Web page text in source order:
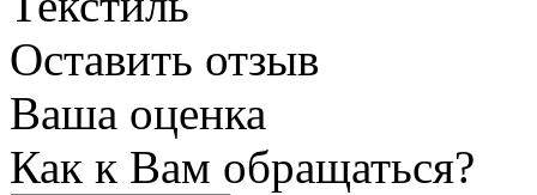
Оставить отзыв
Ваша оценка
Как к Вам обращаться?